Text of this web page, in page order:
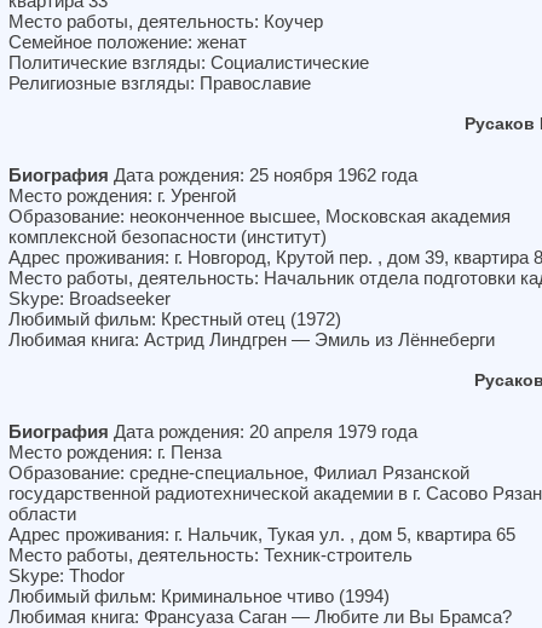
Место работы, деятельность: Коучер
Семейное положение: женат
Политические взгляды: Социалистические
Религиозные взгляды: Православие
Русаков
Биография Дата рождения: 25 ноября 1962 года
Место рождения: г. Уренгой
Образование: неоконченное высшее, Московская академия
комплексной безопасности (институт)
Адрес проживания: г. Новгород, Крутой пер. , дом 39, квартира
Место работы, деятельность: Начальник отдела подготовки
Skype: Broadseeker
Любимый фильм: Крестный отец (1972)
Любимая книга: Астрид Линдгрен — Эмиль из Лённеберги
Биография Дата рождения: 20 апреля 1979 года
Место рождения: г. Пенза
Образование: средне-специальное, Филиал Рязанской
государственной радиотехнической академии в г. Сасово
области
Адрес проживания: г. Нальчик, Тукая ул. , дом 5, квартира 65
Место работы, деятельность: Техник-строитель
Skype: Thodor
Любимый фильм: Криминальное чтиво (1994)
Любимая книга: Франсуаза Саган — Любите ли Вы Брамса?